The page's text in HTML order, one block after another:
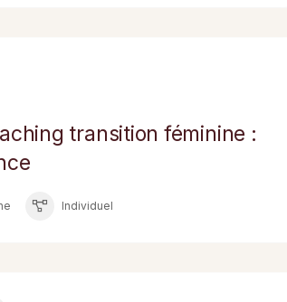
transition féminine :
Individuel